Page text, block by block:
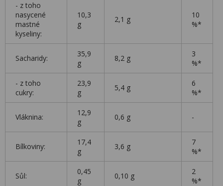
- z toho
nasycené
mastné
kyseliny:
10,3
g
2,1 g
10
%*
Sacharidy:
35,9
g
8,2 g
3
%*
- z toho
cukry:
23,9
g
5,4 g
6
%*
Vláknina:
12,9
g
0,6 g -
Bílkoviny:
17,4
g
3,6 g
7
%*
Sůl:
0,45
g
0,10 g
2
%*